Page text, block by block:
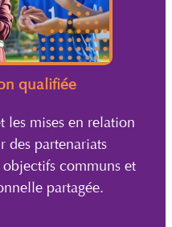
qualifiée
les mises en relation
des partenariats
objectifs communs et
partagée.